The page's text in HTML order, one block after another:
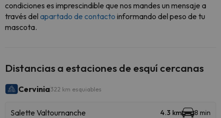
condiciones es imprescindible que nos mandes un mensaje a
través del apartado de contacto informando del peso de tu
mascota.
Distancias a estaciones de esquí cercanas
Cervinia322 km esquiables
Salette Valtournanche 4.3 km 8 min